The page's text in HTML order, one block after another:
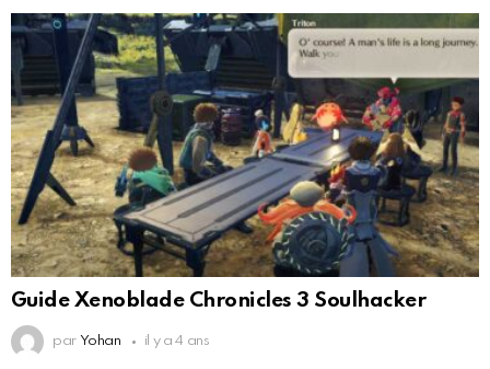
Guide Xenoblade Chronicles 3 Soulhacker
par Yohan il y a 4 ans